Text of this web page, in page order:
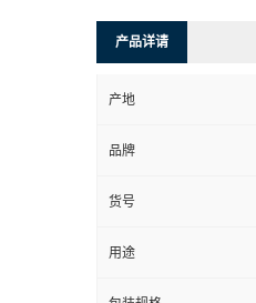
产品详请
产地
品牌
货号